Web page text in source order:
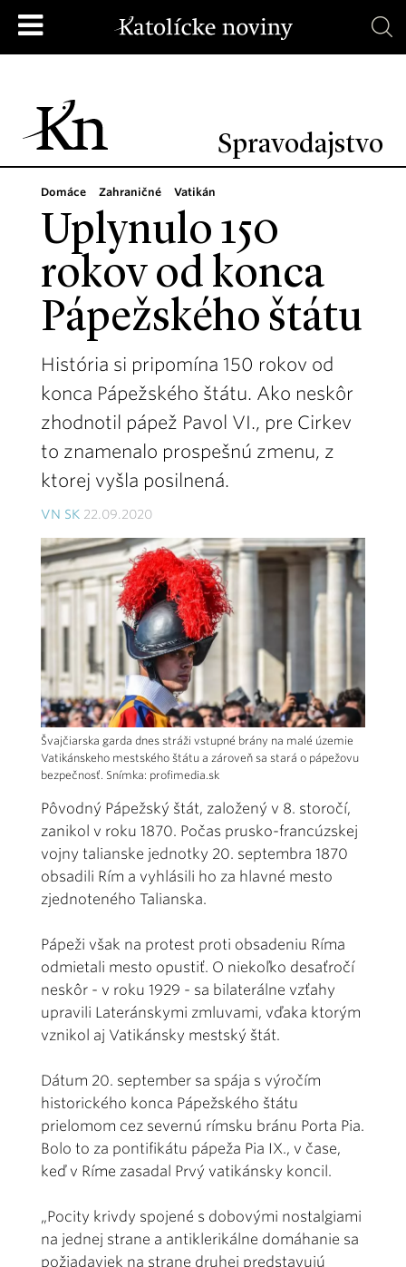
Spravodajstvo
Domáce Zahraničné Vatikán
Uplynulo 150
rokov od konca
Pápežského štátu
História si pripomína 150 rokov od
konca Pápežského štátu. Ako neskôr
zhodnotil pápež Pavol VI., pre Cirkev
to znamenalo prospešnú zmenu, z
ktorej vyšla posilnená.
VN SK 22.09.2020
Švajčiarska garda dnes stráži vstupné brány na malé územie
Vatikánskeho mestského štátu a zároveň sa stará o pápežovu
bezpečnosť. Snímka: profimedia.sk
Pôvodný Pápežský štát, založený v 8. storočí,
zanikol v roku 1870. Počas prusko-francúzskej
vojny talianske jednotky 20. septembra 1870
obsadili Rím a vyhlásili ho za hlavné mesto
zjednoteného Talianska.
Pápeži však na protest proti obsadeniu Ríma
odmietali mesto opustiť. O niekoľko desaťročí
neskôr - v roku 1929 - sa bilaterálne vzťahy
upravili Lateránskymi zmluvami, vďaka ktorým
vznikol aj Vatikánsky mestský štát.
Dátum 20. september sa spája s výročím
historického konca Pápežského štátu
prielomom cez severnú rímsku bránu Porta Pia.
Bolo to za pontifikátu pápeža Pia IX., v čase,
keď v Ríme zasadal Prvý vatikánsky koncil.
„Pocity krivdy spojené s dobovými nostalgiami
na jednej strane a antiklerikálne domáhanie sa
požiadaviek na strane druhej predstavujú